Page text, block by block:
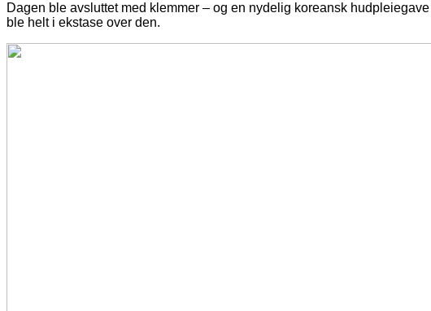
Dagen ble avsluttet med klemmer – og en nydelig koreansk hudpleiegave
ble helt i ekstase over den.